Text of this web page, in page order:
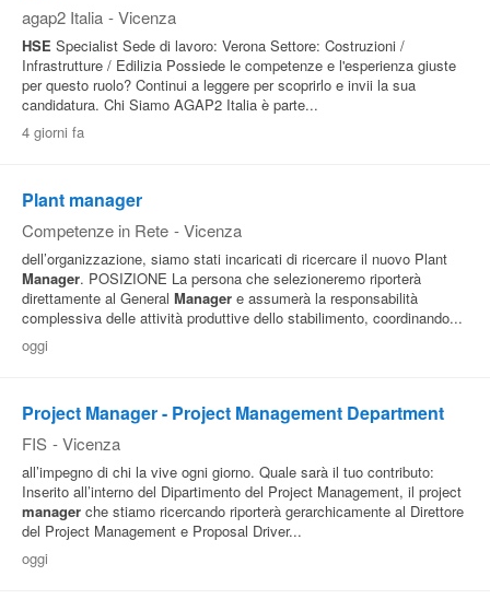
agap2 Italia - Vicenza
HSE Specialist Sede di lavoro: Verona Settore: Costruzioni /
Infrastrutture / Edilizia Possiede le competenze e l'esperienza giuste
per questo ruolo? Continui a leggere per scoprirlo e invii la sua
candidatura. Chi Siamo AGAP2 Italia è parte...
4 giorni fa
Plant manager
Competenze in Rete - Vicenza
dell’organizzazione, siamo stati incaricati di ricercare il nuovo Plant
Manager. POSIZIONE La persona che selezioneremo riporterà
direttamente al General Manager e assumerà la responsabilità
complessiva delle attività produttive dello stabilimento, coordinando...
oggi
Project Manager - Project Management Department
FIS - Vicenza
all’impegno di chi la vive ogni giorno. Quale sarà il tuo contributo:
Inserito all’interno del Dipartimento del Project Management, il project
manager che stiamo ricercando riporterà gerarchicamente al Direttore
del Project Management e Proposal Driver...
oggi